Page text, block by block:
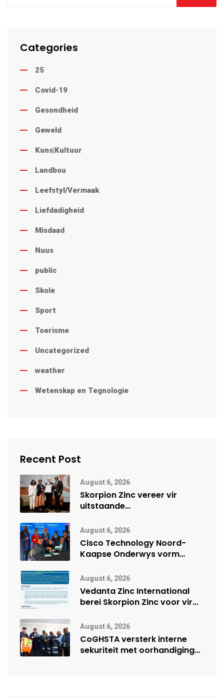
Categories
25
Covid-19
Gesondheid
Geweld
Kuns|Kultuur
Landbou
Leefstyl/Vermaak
Liefdadigheid
Misdaad
Nuus
public
Skole
Sport
Toerisme
Uncategorized
weather
Wetenskap en Tegnologie
Recent Post
August 6, 2026
Skorpion Zinc vereer vir
uitstaande
Namibië Mynbou Ekspo
August 6, 2026
Cisco Technology Noord-
Kaapse Onderwys vorm
vennootskap
August 6, 2026
Vedanta Zinc International
berei Skorpion Zinc voor vir
August 6, 2026
CoGHSTA versterk interne
sekuriteit met oorhandiging